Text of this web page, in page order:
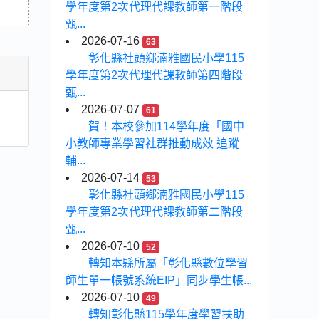
學年度第2次代理代課教師第一階段
甄...
2026-07-16
63
彰化縣社頭鄉湳雅國民小學115
學年度第2次代理代課教師第四階段
甄...
2026-07-07
61
賀！本校參加114學年度「國中
小教師專業學習社群推動成效 追蹤
輔...
2026-07-14
53
彰化縣社頭鄉湳雅國民小學115
學年度第2次代理代課教師第二階段
甄...
2026-07-10
52
轉知本縣所屬「彰化縣數位學習
師生單一帳號系統EIP」同步學生帳...
2026-07-10
49
轉知彰化縣115學年度學習扶助